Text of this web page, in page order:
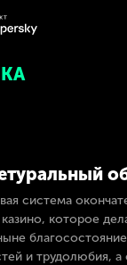
система
которое
благосостояние
и трудолюбия, а